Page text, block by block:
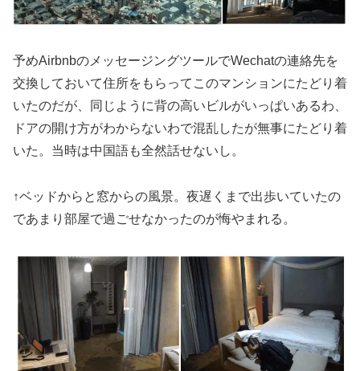
予めAirbnbのメッセージングツールでWechatの連絡先を
交換しておいて住所をもらってこのマンションにたどり着
いたのだが、同じように背の高いビルがいっぱいあるわ、
ドアの開け方がわからないわで混乱したが無事にたどり着
いた。当時は中国語も全然話せないし。
↑ベッドからと窓からの風景。夜遅くまで出歩いていたの
であまり部屋で過ごせなかったのが悔やまれる。